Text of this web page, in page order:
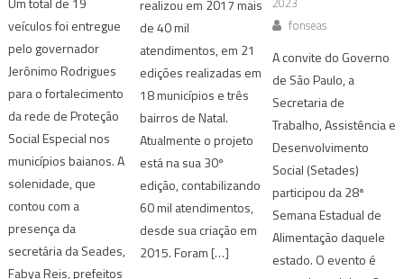
veículos foi entregue
pelo governador
Jerônimo Rodrigues
para o fortalecimento
da rede de Proteção
Social Especial nos
municípios baianos. A
solenidade, que
contou com a
presença da
secretária da Seades,
Fabya Reis, prefeitos
realizou em 2017 mais
de 40 mil
atendimentos, em 21
edições realizadas em
18 municípios e três
bairros de Natal.
Atualmente o projeto
está na sua 30º
edição, contabilizando
60 mil atendimentos,
desde sua criação em
2015. Foram […]
fonseas
A convite do Governo
de São Paulo, a
Secretaria de
Trabalho, Assistência e
Desenvolvimento
Social (Setades)
participou da 28ª
Semana Estadual de
Alimentação daquele
estado. O evento é